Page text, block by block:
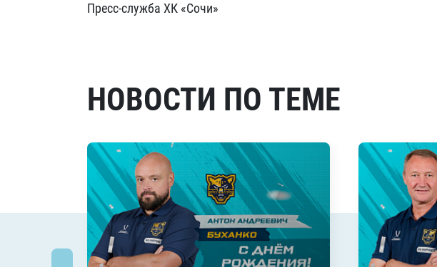
Пресс-служба ХК «Сочи»
НОВОСТИ ПО ТЕМЕ